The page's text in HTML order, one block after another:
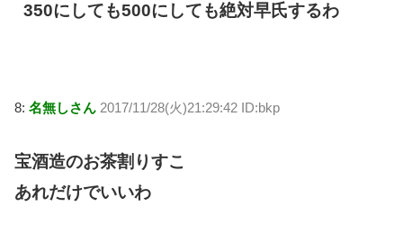
350にしても500にしても絶対早氏するわ
8: 名無しさん 2017/11/28(火)21:29:42 ID:bkp
宝酒造のお茶割りすこ
あれだけでいいわ